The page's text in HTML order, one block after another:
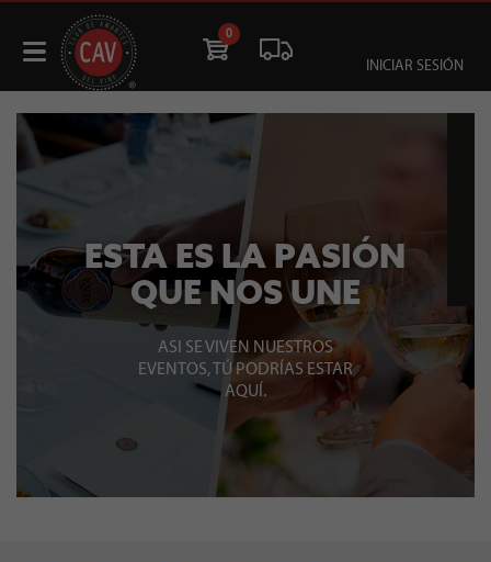
0
INICIAR SESIÓN
ESTA ES LA PASIÓN
QUE NOS UNE
ASI SE VIVEN NUESTROS
EVENTOS, TÚ PODRÍAS ESTAR
AQUÍ.